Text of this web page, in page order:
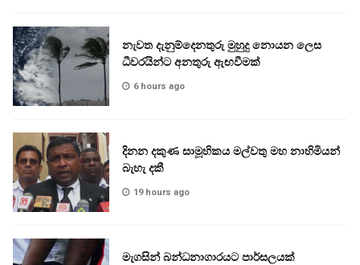
නැවත දැනුම්දෙනතුරු මුහුදු නොයන ලෙස
ධීවරයින්ට අනතුරු ඇඟවීමක්
6 hours ago
දිනන දකුණ සාමූහිකය මල්වතු මහ නාහිමියන්
බැහැ දකී
19 hours ago
මැගසින් බන්ධනාගාරයට පාර්සලයක්